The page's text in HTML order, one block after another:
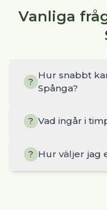
Vanliga
?
Hur snabbt
Spånga?
? Vad ingår i
? Hur väljer jag